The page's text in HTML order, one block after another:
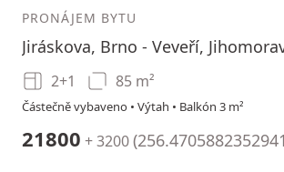
PRONÁJEM BYTU
Jiráskova, Brno - Veveří,
2+1 85 m²
Částečně vybaveno • Výtah • Balkón 3 m²
21800 + 3200(